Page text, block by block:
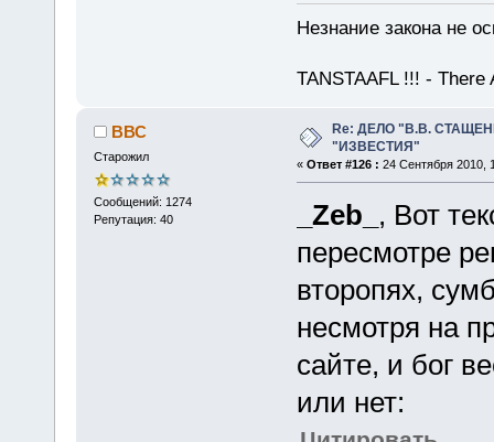
Незнание закона не
TANSTAAFL !!! - There
ВВС
Старожил
Сообщений: 1274
Репутация: 40
Re: ДЕЛО "В.В.
"ИЗВЕСТИЯ"
« Ответ #126 : 24 Сентября 2010,
_Zeb_ , Вот
пересмотре
второпях,
несмотря на
сайте, и бог
или нет: